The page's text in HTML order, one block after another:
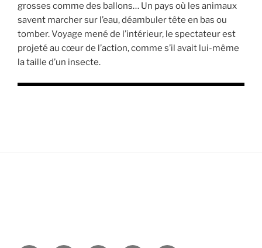
grosses comme des ballons… Un pays où les animaux
savent marcher sur l’eau, déambuler tête en bas ou
tomber. Voyage mené de l’intérieur, le spectateur est
projeté au cœur de l’action, comme s’il avait lui-même
la taille d’un insecte.